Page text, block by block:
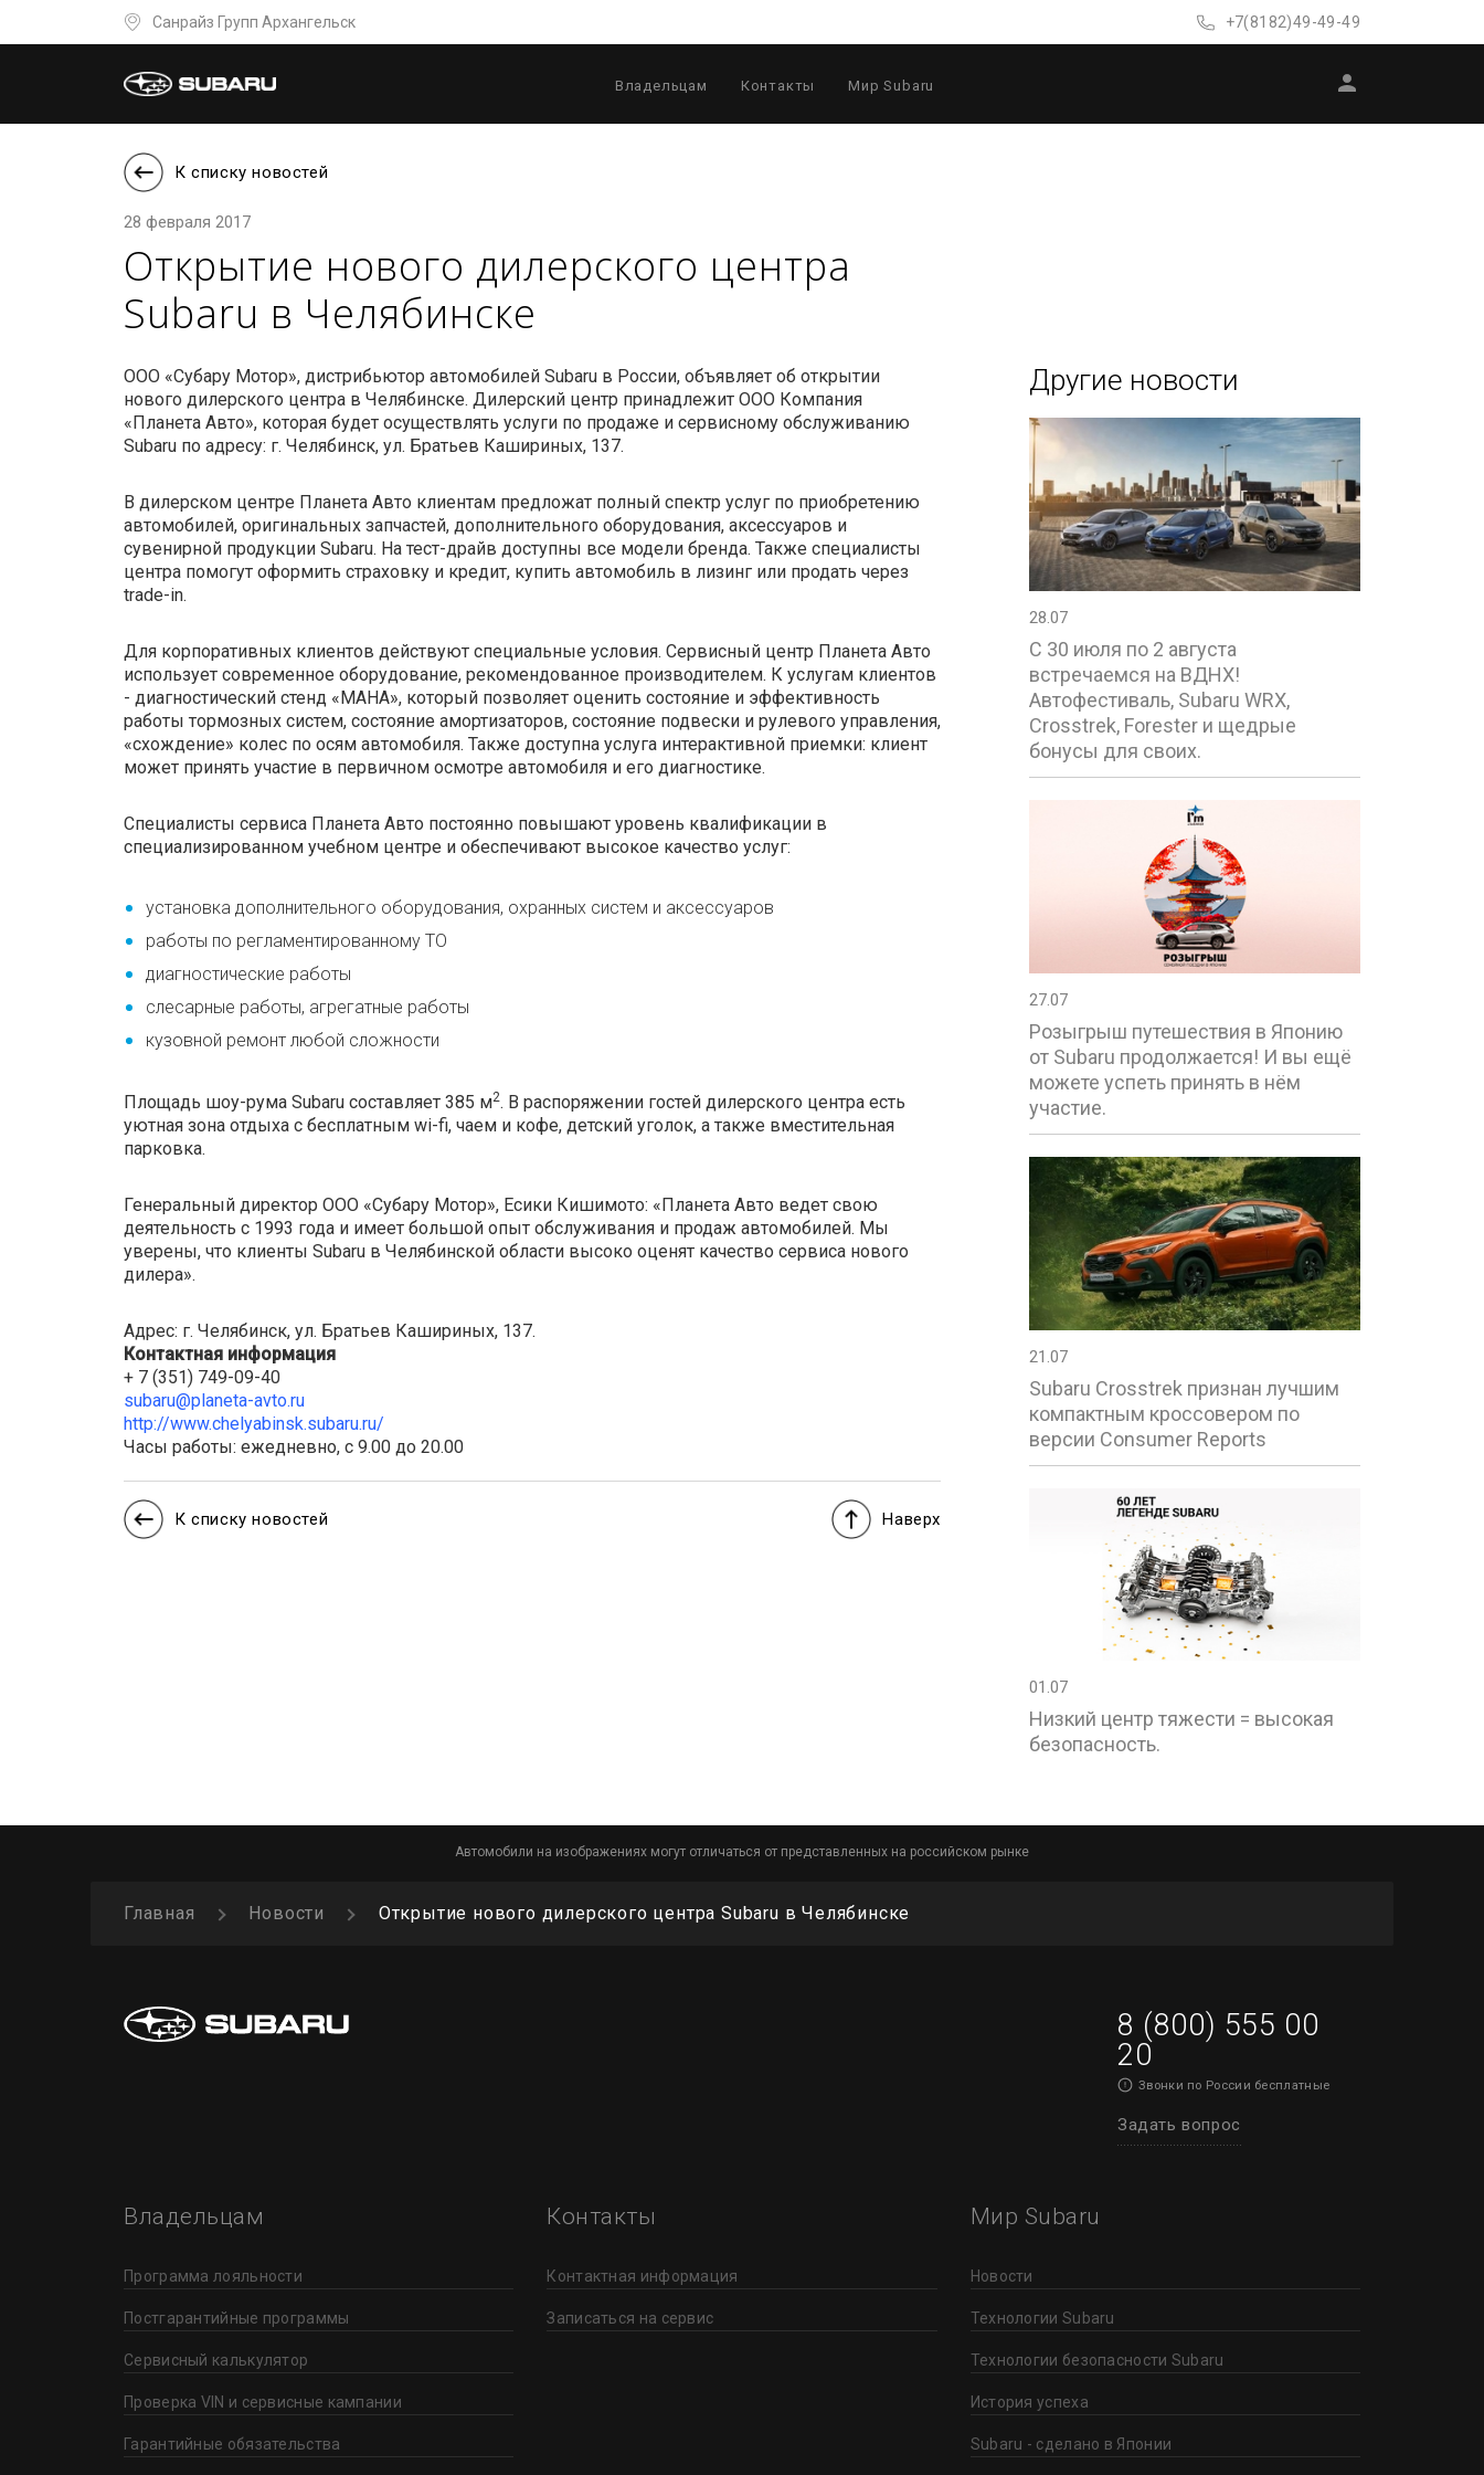
Санрайз Групп Архангельск +7(8182)49-49-49
Владельцам Контакты Мир Subaru
К списку новостей
28 февраля 2017
Открытие нового дилерского центра
Subaru в Челябинске
ООО «Субару Мотор», дистрибьютор автомобилей Subaru в России, объявляет об открытии
нового дилерского центра в Челябинске. Дилерский центр принадлежит ООО Компания
«Планета Авто», которая будет осуществлять услуги по продаже и сервисному обслуживанию
Subaru по адресу: г. Челябинск, ул. Братьев Кашириных, 137.
В дилерском центре Планета Авто клиентам предложат полный спектр услуг по приобретению
автомобилей, оригинальных запчастей, дополнительного оборудования, аксессуаров и
сувенирной продукции Subaru. На тест-драйв доступны все модели бренда. Также специалисты
центра помогут оформить страховку и кредит, купить автомобиль в лизинг или продать через
trade-in.
Для корпоративных клиентов действуют специальные условия. Сервисный центр Планета Авто
использует современное оборудование, рекомендованное производителем. К услугам клиентов
- диагностический стенд «МАНА», который позволяет оценить состояние и эффективность
работы тормозных систем, состояние амортизаторов, состояние подвески и рулевого управления,
«схождение» колес по осям автомобиля. Также доступна услуга интерактивной приемки: клиент
может принять участие в первичном осмотре автомобиля и его диагностике.
Специалисты сервиса Планета Авто постоянно повышают уровень квалификации в
специализированном учебном центре и обеспечивают высокое качество услуг:
установка дополнительного оборудования, охранных систем и аксессуаров
работы по регламентированному ТО
диагностические работы
слесарные работы, агрегатные работы
кузовной ремонт любой сложности
Площадь шоу-рума Subaru составляет 385 м2. В распоряжении гостей дилерского центра есть
уютная зона отдыха с бесплатным wi-fi, чаем и кофе, детский уголок, а также вместительная
парковка.
Генеральный директор ООО «Субару Мотор», Есики Кишимото: «Планета Авто ведет свою
деятельность с 1993 года и имеет большой опыт обслуживания и продаж автомобилей. Мы
уверены, что клиенты Subaru в Челябинской области высоко оценят качество сервиса нового
дилера».
Адрес: г. Челябинск, ул. Братьев Кашириных, 137.
Контактная информация
+ 7 (351) 749-09-40
subaru@planeta-avto.ru
http://www.chelyabinsk.subaru.ru/
Часы работы: ежедневно, с 9.00 до 20.00
К списку новостей Наверх
Другие новости
28.07
С 30 июля по 2 августа
встречаемся на ВДНХ!
Автофестиваль, Subaru WRX,
Crosstrek, Forester и щедрые
бонусы для своих.
27.07
Розыгрыш путешествия в Японию
от Subaru продолжается! И вы ещё
можете успеть принять в нём
участие.
21.07
Subaru Crosstrek признан лучшим
компактным кроссовером по
версии Consumer Reports
01.07
Низкий центр тяжести = высокая
безопасность.
Автомобили на изображениях могут отличаться от представленных на российском рынке
Главная Новости Открытие нового дилерского центра Subaru в Челябинске
8 (800) 555 00
20
Звонки по России бесплатные
Задать вопрос
Владельцам
Программа лояльности
Постгарантийные программы
Сервисный калькулятор
Проверка VIN и сервисные кампании
Гарантийные обязательства
Контакты
Контактная информация
Записаться на сервис
Мир Subaru
Новости
Технологии Subaru
Технологии безопасности Subaru
История успеха
Subaru - сделано в Японии